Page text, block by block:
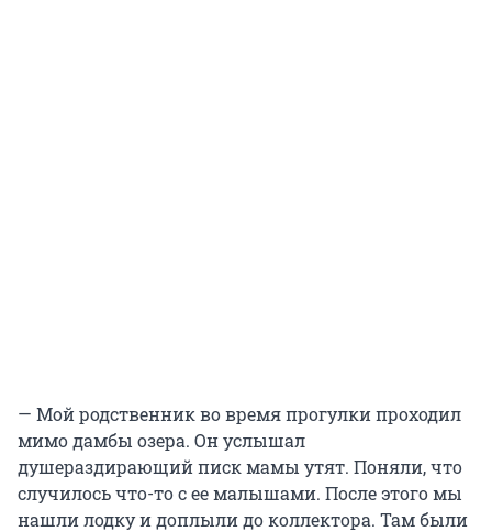
— Мой родственник во время прогулки проходил
мимо дамбы озера. Он услышал
душераздирающий писк мамы утят. Поняли, что
случилось что-то с ее малышами. После этого мы
нашли лодку и доплыли до коллектора. Там были